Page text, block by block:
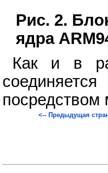
Рис. 2.
ядра
Как и в
посредством
<-- Предыдущая